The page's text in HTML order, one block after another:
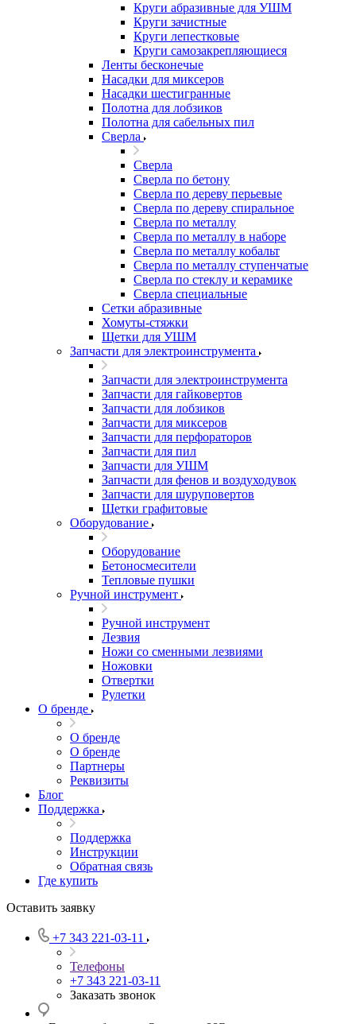
Круги абразивные для УШМ
Круги зачистные
Круги лепестковые
Круги самозакрепляющиеся
Ленты бесконечые
Насадки для миксеров
Насадки шестигранные
Полотна для лобзиков
Полотна для сабельных пил
Сверла
Сверла
Сверла по бетону
Сверла по дереву перьевые
Сверла по дереву спиральное
Сверла по металлу
Сверла по металлу в наборе
Сверла по металлу кобальт
Сверла по металлу ступенчатые
Сверла по стеклу и керамике
Сверла специальные
Сетки абразивные
Хомуты-стяжки
Щетки для УШМ
Запчасти для электроинструмента
Запчасти для электроинструмента
Запчасти для гайковертов
Запчасти для лобзиков
Запчасти для миксеров
Запчасти для перфораторов
Запчасти для пил
Запчасти для УШМ
Запчасти для фенов и воздуходувок
Запчасти для шуруповертов
Щетки графитовые
Оборудование
Оборудование
Бетоносмесители
Тепловые пушки
Ручной инструмент
Ручной инструмент
Лезвия
Ножи со сменными лезвиями
Ножовки
Отвертки
Рулетки
О бренде
О бренде
О бренде
Партнеры
Реквизиты
Блог
Поддержка
Поддержка
Инструкции
Обратная связь
Где купить
Оставить заявку
+7 343 221-03-11
Телефоны
+7 343 221-03-11
Заказать звонок